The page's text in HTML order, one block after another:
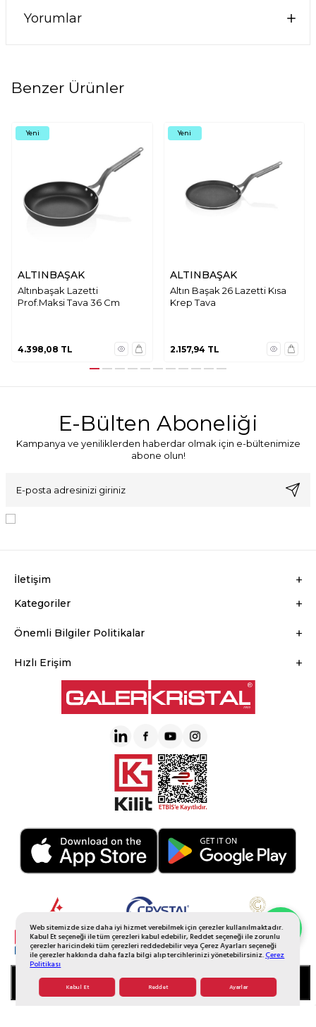
Web sitemizde size daha iyi hizmet verebilmek için çerezler kullanılmaktadır.
Kabul Et seçeneği ile tüm çerezleri kabul edebilir, Reddet seçeneği ile zorunlu
çerezler haricindeki tüm çerezleri reddedebilir veya Çerez Ayarları seçeneği
ile çerezler hakkında daha fazla bilgi alıp tercihlerinizi yönetebilirsiniz.Çerez
Politikası
Kabul Et Reddet Ayarlar
SEPETE EKLE
Yorumlar
Benzer Ürünler
Yeni
ALTINBAŞAK
Altınbaşak Lazetti
Prof.Maksi Tava 36 Cm
4.398,08 TL
Yeni
ALTINBAŞAK
Altın Başak 26 Lazetti Kısa
Krep Tava
2.157,94 TL
E-Bülten Aboneliği
Kampanya ve yeniliklerden haberdar olmak için e-bültenimize
abone olun!
İletişim
Kategoriler
Önemli Bilgiler Politikalar
Hızlı Erişim
© 2026 Tüm Hakkı Saklıdır. Galerikristal.com.tr
Whatsapp Sipariş